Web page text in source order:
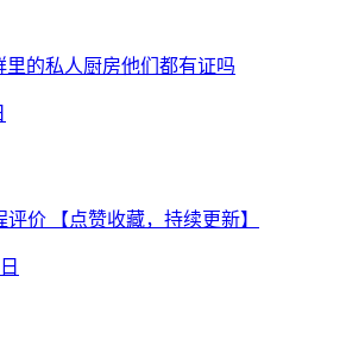
里的私人厨房他们都有证吗
价 【点赞收藏，持续更新】